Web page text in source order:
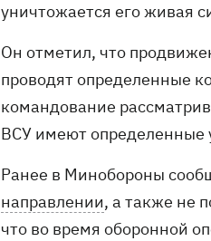
уничтожается его живая
Он отметил, что
проводят определенные
командование
ВСУ имеют определенные
Ранее в Минобороны
направлении, а также не
что во время оборонной